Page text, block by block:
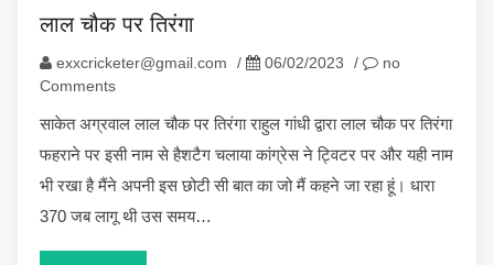
लाल चौक पर तिरंगा
exxcricketer@gmail.com / 06/02/2023 /
no
Comments
साकेत अग्रवाल लाल चौक पर तिरंगा राहुल गांधी द्वारा लाल चौक पर तिरंगा
फहराने पर इसी नाम से हैशटैग चलाया कांग्रेस ने ट्विटर पर और यही नाम
भी रखा है मैंने अपनी इस छोटी सी बात का जो मैं कहने जा रहा हूं। धारा
370 जब लागू थी उस समय…